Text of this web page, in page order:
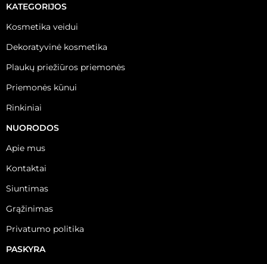
KATEGORIJOS
Kosmetika veidui
Dekoratyvinė kosmetika
Plaukų priežiūros priemonės
Priemonės kūnui
Rinkiniai
NUORODOS
Apie mus
Kontaktai
Siuntimas
Grąžinimas
Privatumo politika
PASKYRA